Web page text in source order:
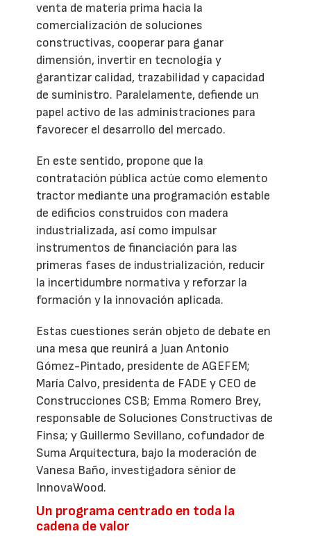
venta de materia prima hacia la
comercialización de soluciones
constructivas, cooperar para ganar
dimensión, invertir en tecnología y
garantizar calidad, trazabilidad y capacidad
de suministro. Paralelamente, defiende un
papel activo de las administraciones para
favorecer el desarrollo del mercado.
En este sentido, propone que la
contratación pública actúe como elemento
tractor mediante una programación estable
de edificios construidos con madera
industrializada, así como impulsar
instrumentos de financiación para las
primeras fases de industrialización, reducir
la incertidumbre normativa y reforzar la
formación y la innovación aplicada.
Estas cuestiones serán objeto de debate en
una mesa que reunirá a Juan Antonio
Gómez-Pintado, presidente de AGEFEM;
María Calvo, presidenta de FADE y CEO de
Construcciones CSB; Emma Romero Brey,
responsable de Soluciones Constructivas de
Finsa; y Guillermo Sevillano, cofundador de
Suma Arquitectura, bajo la moderación de
Vanesa Baño, investigadora sénior de
InnovaWood.
Un programa centrado en toda la
cadena de valor